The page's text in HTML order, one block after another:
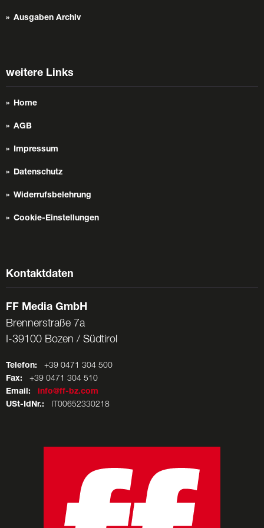
Ausgaben Archiv
weitere Links
Home
AGB
Impressum
Datenschutz
Widerrufsbelehrung
Cookie-Einstellungen
Kontaktdaten
FF Media GmbH
Brennerstraße 7a
I-39100 Bozen / Südtirol
Telefon: +39 0471 304 500
Fax: +39 0471 304 510
Email:
info@ff-bz.com
USt-IdNr.: IT00652330218